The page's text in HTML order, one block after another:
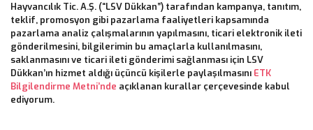
Hayvancılık Tic. A.Ş. (“LSV Dükkan”) tarafından kampanya, tanıtım,
teklif, promosyon gibi pazarlama faaliyetleri kapsamında
pazarlama analiz çalışmalarının yapılmasını, ticari elektronik ileti
gönderilmesini, bilgilerimin bu amaçlarla kullanılmasını,
saklanmasını ve ticari ileti gönderimi sağlanması için LSV
Dükkan’ın hizmet aldığı üçüncü kişilerle paylaşılmasını ETK
Bilgilendirme Metni’nde açıklanan kurallar çerçevesinde kabul
ediyorum.